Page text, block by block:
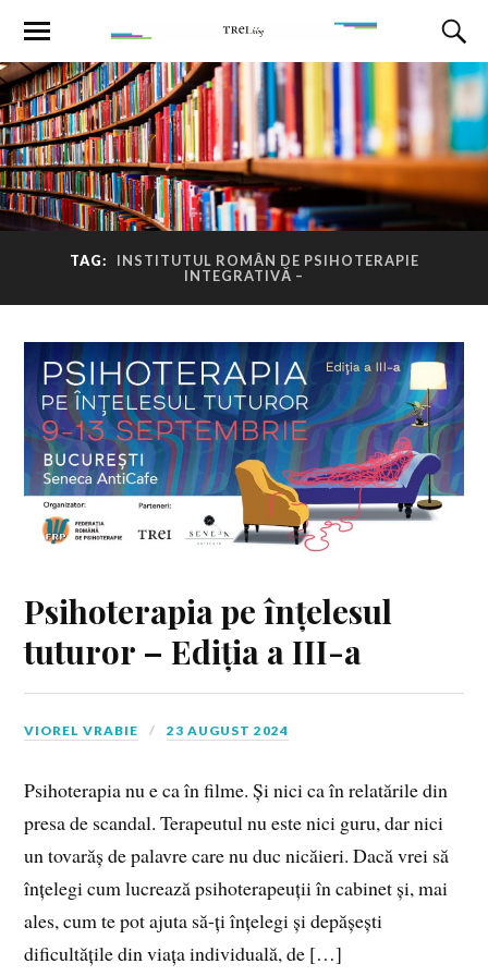
TAG:
INSTITUTUL ROMÂN DE PSIHOTERAPIE
INTEGRATIVĂ –
Psihoterapia pe înțelesul
tuturor – Ediția a III-a
VIOREL VRABIE 23 AUGUST 2024
Psihoterapia nu e ca în filme. Și nici ca în relatările din
presa de scandal. Terapeutul nu este nici guru, dar nici
un tovarăș de palavre care nu duc nicăieri. Dacă vrei să
înțelegi cum lucrează psihoterapeuții în cabinet și, mai
ales, cum te pot ajuta să-ți înțelegi și depășești
dificultățile din viața individuală, de […]